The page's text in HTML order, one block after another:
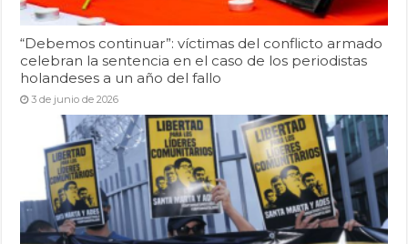
“Debemos continuar”: víctimas del conflicto armado
celebran la sentencia en el caso de los periodistas
holandeses a un año del fallo
3 de junio de 2026